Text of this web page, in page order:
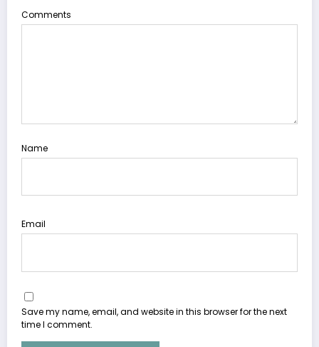
Comments
Name
Email
Save my name, email, and website in this browser for the next
time I comment.